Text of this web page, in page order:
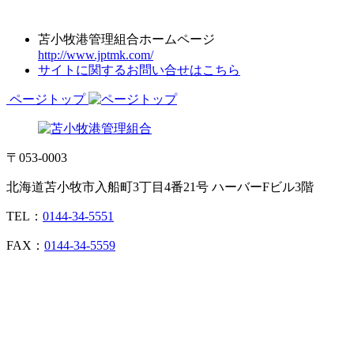
苫小牧港管理組合ホームページ
http://www.jptmk.com/
サイトに関するお問い合せはこちら
ページトップ
〒053-0003
北海道苫小牧市入船町3丁目4番21号 ハーバーFビル3階
TEL： 0144-34-5551
FAX： 0144-34-5559